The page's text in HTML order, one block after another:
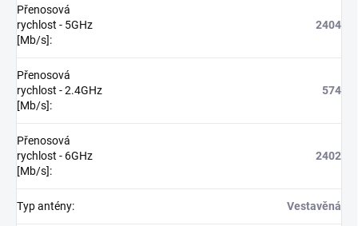
Přenosová
rychlost - 5GHz
[Mb/s]:
2404
Přenosová
rychlost - 2.4GHz
[Mb/s]:
574
Přenosová
rychlost - 6GHz
[Mb/s]:
2402
Typ antény: Vestavěná